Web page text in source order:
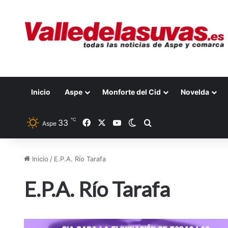
Inicio Aspe Monforte del Cid Novelda
Aspe 33 ℃ FacebookYouTubeSwitch skin
Inicio / E.P.A. Río Tarafa
E.P.A. Río Tarafa